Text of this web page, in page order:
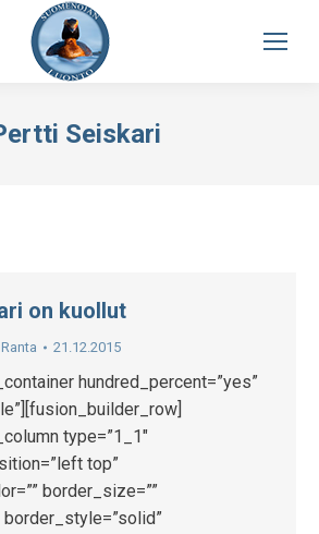
Seiskari
on kuollut
21.12.2015
hundred_percent=”yes”
type=”1_1″
top”
border_size=””
border_style=”solid”